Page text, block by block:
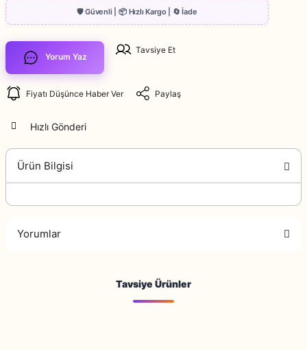
Yorum Yaz
Tavsiye Et
Fiyatı Düşünce Haber Ver Paylaş
Hızlı Gönderi
Ürün Bilgisi
Yorumlar
Bu ürüne ilk yorumu siz yapın!
Tavsiye Ürünler